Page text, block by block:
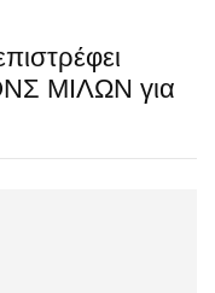
ΜΙΛΩΝ για